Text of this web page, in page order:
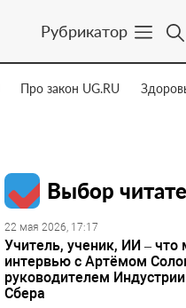
Рубрикатор
Про закон UG.RU
Выбор
22 мая 2026, 17:17
Учитель, ученик, ИИ – что
интервью с Артёмом
руководителем
Сбера